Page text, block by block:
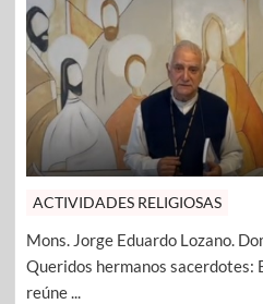
ACTIVIDADES RELIGIOSAS
Mons. Jorge Eduardo Lozano.
Queridos hermanos sacerdotes:
reúne ...